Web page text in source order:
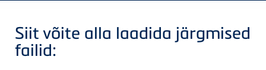
Siit võite alla laadida järgmised
failid: